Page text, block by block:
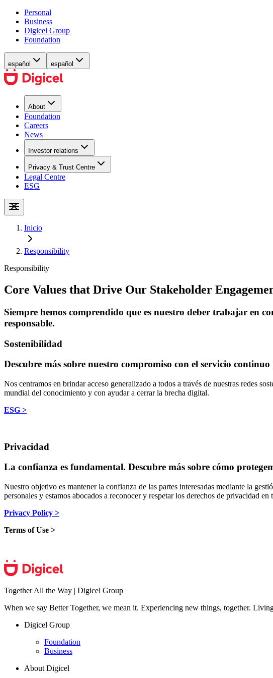
Personal
Business
Digicel Group
Foundation
español español
About
Foundation
Careers
News
Investor relations
Privacy & Trust Centre
Legal Centre
ESG
Inicio
Responsibility
Responsibility
Core Values that Drive Our Stakeholder
Siempre hemos comprendido que es nuestro deber trabajar en
responsable.
Sostenibilidad
Descubre más sobre nuestro compromiso con el servicio
Nos centramos en brindar acceso generalizado a todos a través de nuestras redes
mundial del conocimiento y con ayudar a cerrar la brecha digital.
ESG >
Privacidad
La confianza es fundamental. Descubre más sobre cómo
Nuestro objetivo es mantener la confianza de las partes interesadas mediante la
personales y estamos abocados a reconocer y respetar los derechos de privacidad en
Privacy Policy >
Terms of Use >
Together All the Way | Digicel Group
When we say Better Together, we mean it. Experiencing new things, together.
Digicel Group
Foundation
Business
About Digicel